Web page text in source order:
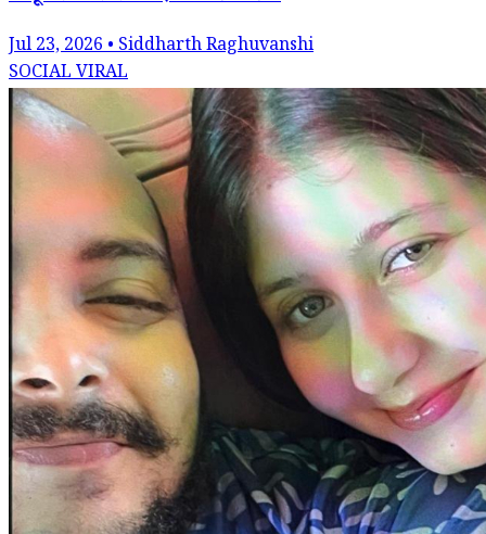
Jul 23, 2026 • Siddharth Raghuvanshi
SOCIAL VIRAL